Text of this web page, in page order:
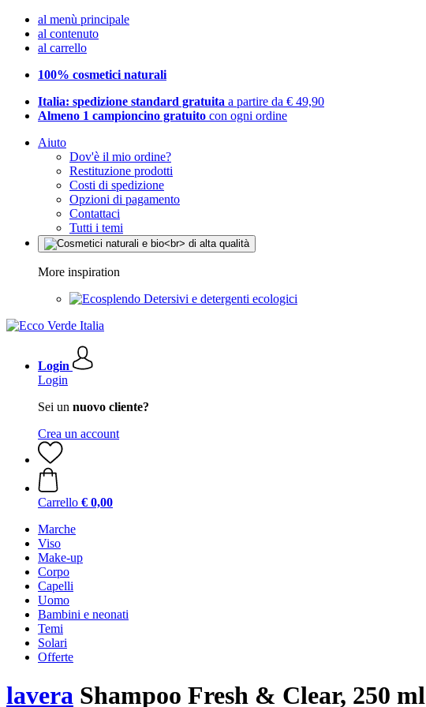
al menù principale
al contenuto
al carrello
100% cosmetici naturali
Italia: spedizione standard gratuita a partire da € 49,90
Almeno 1 campioncino gratuito con ogni ordine
Aiuto
Dov'è il mio ordine?
Restituzione prodotti
Costi di spedizione
Opzioni di pagamento
Contattaci
Tutti i temi
More inspiration
Detersivi e detergenti ecologici
Login
Login
Sei un nuovo cliente?
Crea un account
Carrello € 0,00
Marche
Viso
Make-up
Corpo
Capelli
Uomo
Bambini e neonati
Temi
Solari
Offerte
lavera Shampoo Fresh & Clear, 250 ml